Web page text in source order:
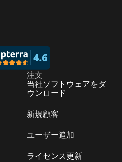
注文
当社ソフトウェアをダ
ウンロード
新規顧客
ユーザー追加
ライセンス更新